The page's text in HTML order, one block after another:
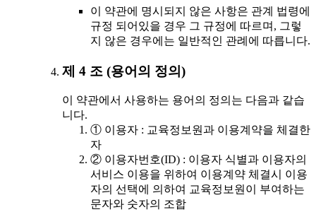
이 약관에 명시되지 않은 사항은 관계 법령에
규정 되어있을 경우 그 규정에 따르며, 그렇
지 않은 경우에는 일반적인 관례에 따릅니다.
제 4 조 (용어의 정의)
이 약관에서 사용하는 용어의 정의는 다음과 같습
니다.
① 이용자 : 교육정보원과 이용계약을 체결한
자
② 이용자번호(ID) : 이용자 식별과 이용자의
서비스 이용을 위하여 이용계약 체결시 이용
자의 선택에 의하여 교육정보원이 부여하는
문자와 숫자의 조합